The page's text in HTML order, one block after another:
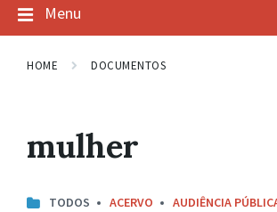
Menu
HOME DOCUMENTOS
mulher
TODOS ACERVO
AUDIÊNCIA